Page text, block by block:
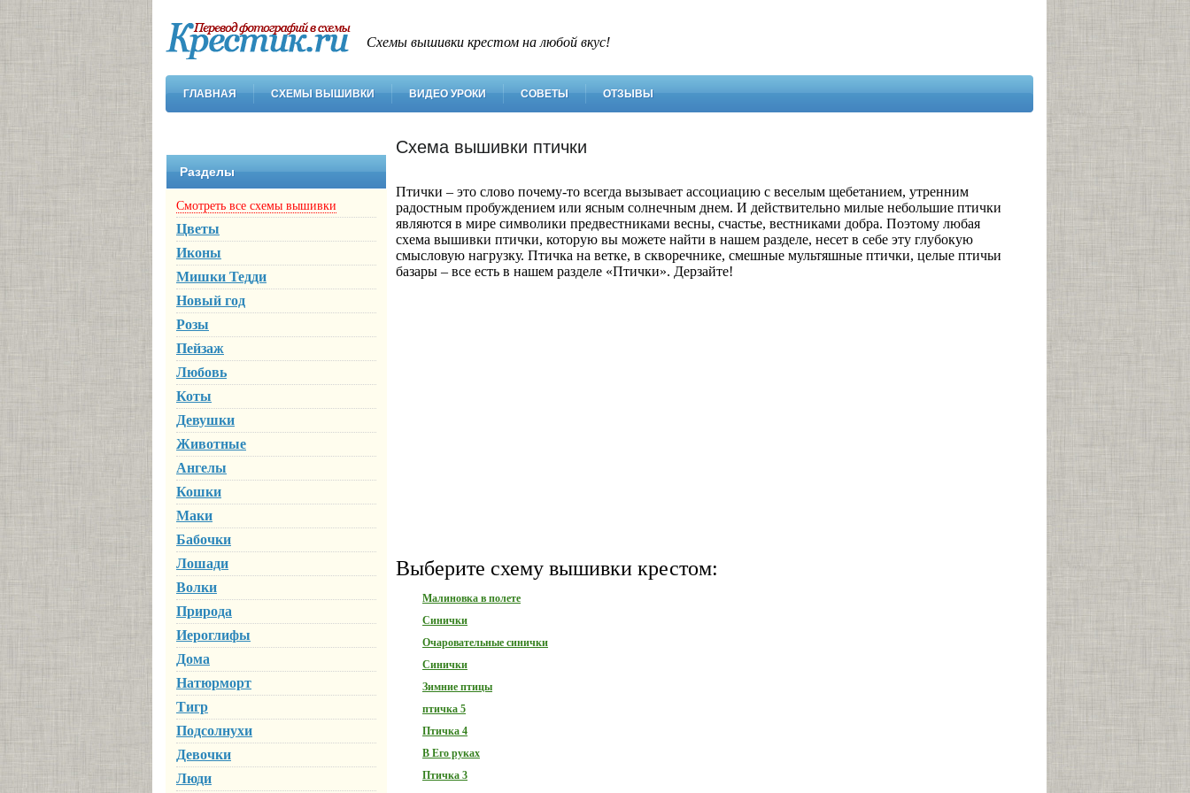
Схемы вышивки крестом на любой вкус!
ГЛАВНАЯ СХЕМЫ ВЫШИВКИ ВИДЕО УРОКИ СОВЕТЫ ОТЗЫВЫ
Разделы
Смотреть все схемы вышивки
Цветы
Иконы
Мишки Тедди
Новый год
Розы
Пейзаж
Любовь
Коты
Девушки
Животные
Ангелы
Кошки
Маки
Бабочки
Лошади
Волки
Природа
Иероглифы
Дома
Натюрморт
Тигр
Подсолнухи
Девочки
Люди
Схема вышивки птички
Птички – это слово почему-то всегда вызывает ассоциацию с веселым щебетанием, утренним
радостным пробуждением или ясным солнечным днем. И действительно милые небольшие птички
являются в мире символики предвестниками весны, счастье, вестниками добра. Поэтому любая
схема вышивки птички, которую вы можете найти в нашем разделе, несет в себе эту глубокую
смысловую нагрузку. Птичка на ветке, в скворечнике, смешные мультяшные птички, целые птичьи
базары – все есть в нашем разделе «Птички». Дерзайте!
Выберите схему вышивки крестом:
Малиновка в полете
Синички
Очаровательные синички
Синички
Зимние птицы
птичка 5
Птичка 4
В Его руках
Птичка 3